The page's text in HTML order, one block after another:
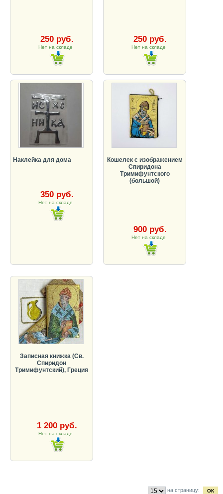
250 руб.
Нет на складе
250 руб.
Нет на складе
Наклейка для дома
350 руб.
Нет на складе
Кошелек с изображением
Спиридона
Тримифунтского
(большой)
900 руб.
Нет на складе
Записная книжка (Св.
Спиридон
Тримифунтский), Греция
1 200 руб.
Нет на складе
на страницу: